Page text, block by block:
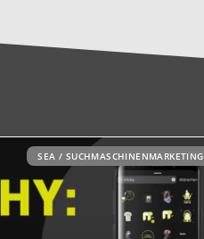
SEA / SUCHMASCHINENMARKETING